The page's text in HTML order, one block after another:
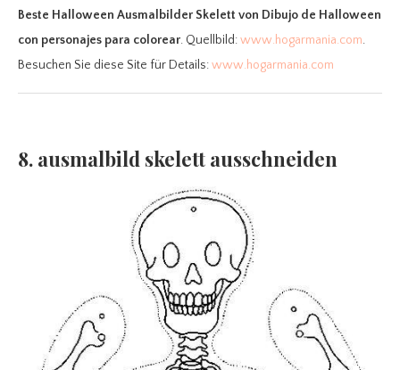
Beste Halloween Ausmalbilder Skelett von Dibujo de Halloween
con personajes para colorear. Quellbild:www.hogarmania.com.
Besuchen Sie diese Site für Details:www.hogarmania.com
8. ausmalbild skelett ausschneiden